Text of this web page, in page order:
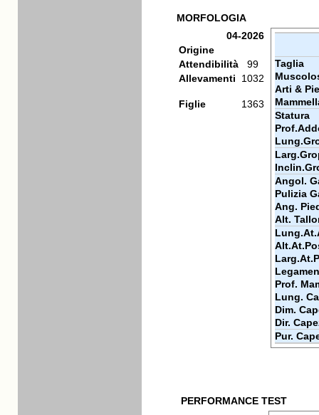
MORFOLOGIA
04-2026
Origine
Attendibilità
99
Allevamenti
1032
Figlie 1363
Taglia
Arti &
Statura
Angol.
Pulizia
Ang.
Alt.
Prof.
Lung.
Dim.
Dir.
Pur.
PERFORMANCE TEST